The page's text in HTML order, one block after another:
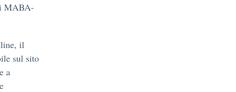
MABA-
il
sul sito
a